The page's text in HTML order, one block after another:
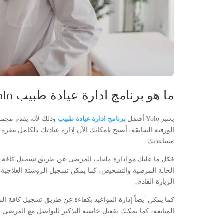
ما هو برنامج ادارة عيادة طبيب Yolo؟
يعتبر Yolo أفضل برنامج ادارة عيادة طبيب وذلك لأنه يقدم
مساعدتك.
فكل ما عليك هو إدارة ملفات المرضى عن طريق تسجيل كافة
الحالة المرضية والتشخيص، كما يمكن تسجيل الروشتة
الزيارة القادم.
كما يمكن أيضاً إدارة المواعيد بكفاءة عن طريق تسجيل كافة
المتابعة، كما يمكنك تفعيل خاصية التذكير للتواصل مع المرضى